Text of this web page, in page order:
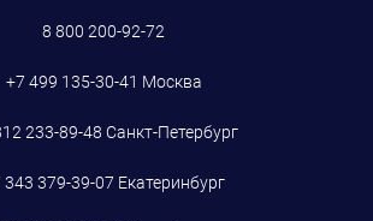
8 800 200-92-72
+7 499 135-30-41 Москва
233-89-48 Санкт-Петербург
343 379-39-07 Екатеринбург